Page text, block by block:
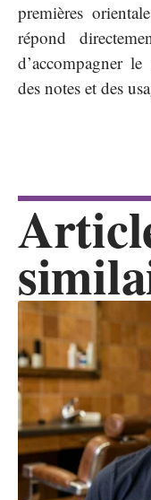
premières
répond
d’accompagner
des notes et des